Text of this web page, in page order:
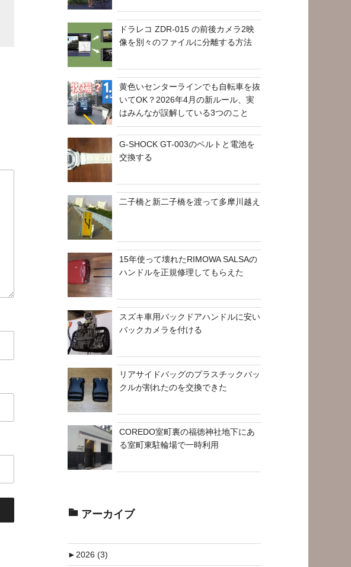
ドラレコ ZDR-015 の前後カメラ2映
像を別々のファイルに分離する方法
黄色いセンターラインでも自転車を抜
いてOK？2026年4月の新ルール、実
はみんなが誤解している3つのこと
G-SHOCK GT-003のベルトと電池を
交換する
二子橋と新二子橋を渡って多摩川越え
15年使って壊れたRIMOWA SALSAの
ハンドルを正規修理してもらえた
スズキ車用バックドアハンドルに安い
バックカメラを付ける
リアサイドバッグのプラスチックバッ
クルが割れたのを交換できた
COREDO室町裏の福徳神社地下にあ
る室町東駐輪場で一時利用
アーカイブ
►2026 (3)